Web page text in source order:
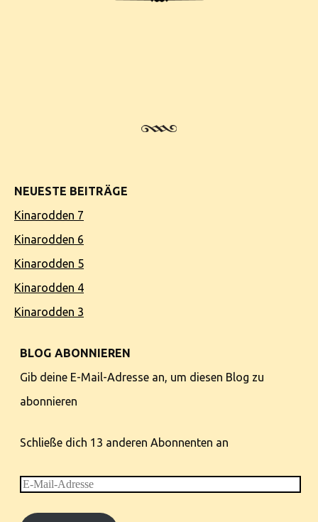
NEUESTE BEITRÄGE
Kinarodden 7
Kinarodden 6
Kinarodden 5
Kinarodden 4
Kinarodden 3
BLOG ABONNIEREN
Gib deine E-Mail-Adresse an, um diesen Blog zu
abonnieren
Schließe dich 13 anderen Abonnenten an
E-